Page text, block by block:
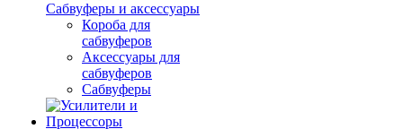
Сабвуферы и аксессуары
Короба для
сабвуферов
Аксессуары для
сабвуферов
Сабвуферы